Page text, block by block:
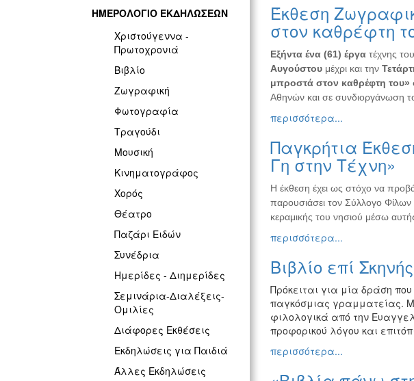
ΗΜΕΡΟΛΟΓΙΟ ΕΚΔΗΛΩΣΕΩΝ
Χριστούγεννα -
Πρωτοχρονιά
Βιβλίο
Ζωγραφική
Φωτογραφία
Τραγούδι
Μουσική
Κινηματογράφος
Χορός
Θέατρο
Παζάρι Ειδών
Συνέδρια
Ημερίδες - Διημερίδες
Σεμινάρια-Διαλέξεις-
Ομιλίες
Διάφορες Εκθέσεις
Εκδηλώσεις για Παιδιά
Άλλες Εκδηλώσεις
Έκθεση
στον καθρέφτη
Εξήντα ένα (61) έργατέχνης του
Αυγούστουμέχρι και την
μπροστά στον καθρέφτη του»
Αθηνών και σε συνδιοργάνωση
περισσότερα...
Παγκρήτια
Γη στην Τέχνη»
Η έκθεση έχει ως στόχο να
παρουσιάσει τον Σύλλογο Φίλων
κεραμικής του νησιού μέσω
περισσότερα...
Βιβλίο επί
Πρόκειται για μία δράση
παγκόσμιας γραμματείας.
φιλολογικά από την
προφορικού λόγου και
περισσότερα...